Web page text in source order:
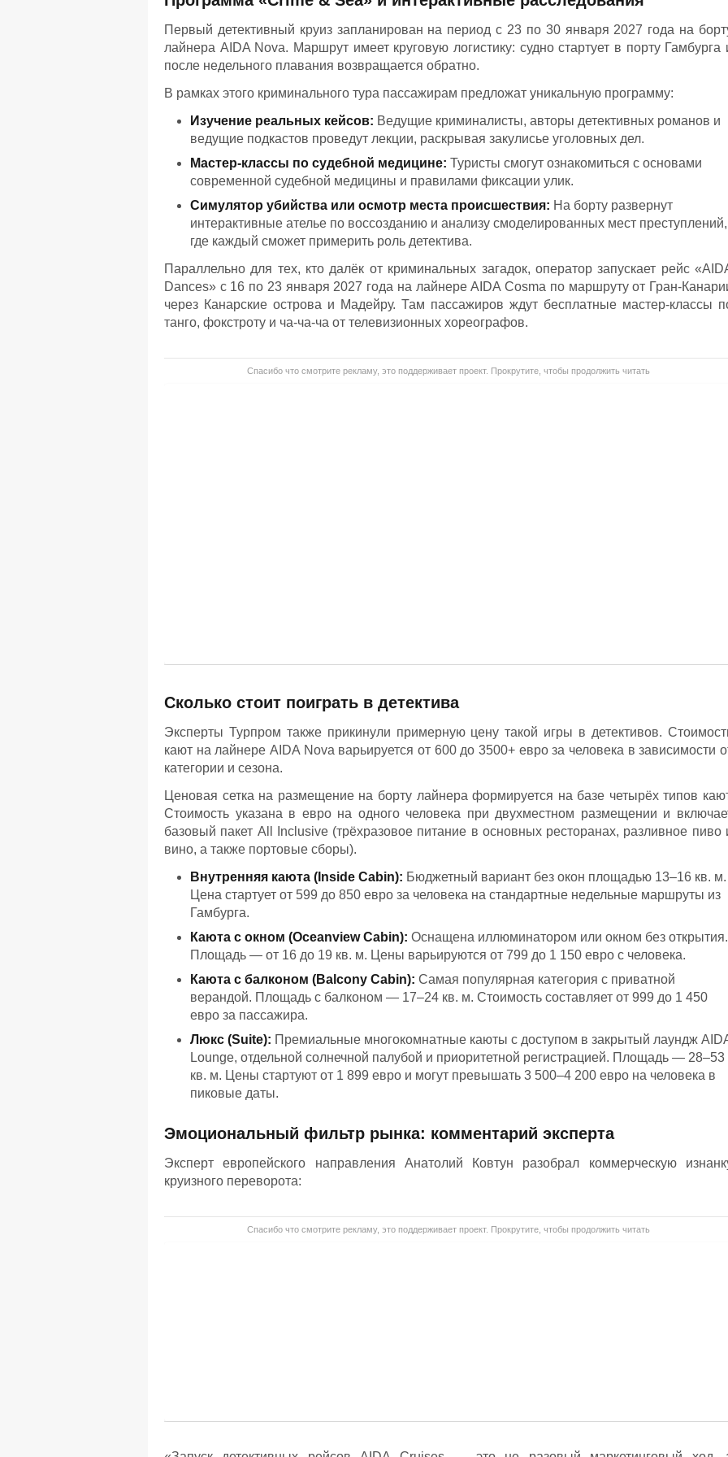
Первый детективный круиз запланирован на период с 23 по 30 января 2027 года на
лайнера AIDA Nova. Маршрут имеет круговую логистику: судно стартует в порту Гамбурга
после недельного плавания возвращается обратно.
В рамках этого криминального тура пассажирам предложат уникальную программу:
Изучение реальных кейсов: Ведущие криминалисты, авторы детективных романов и
ведущие подкастов проведут лекции, раскрывая закулисье уголовных дел.
Мастер-классы по судебной медицине: Туристы смогут ознакомиться с основами
современной судебной медицины и правилами фиксации улик.
Симулятор убийства или осмотр места происшествия: На борту развернут
интерактивные ателье по воссозданию и анализу смоделированных мест преступлений,
где каждый сможет примерить роль детектива.
Параллельно для тех, кто далёк от криминальных загадок, оператор запускает рейс
Dances» с 16 по 23 января 2027 года на лайнере AIDA Cosma по маршруту от Гран-
через Канарские острова и Мадейру. Там пассажиров ждут бесплатные мастер-классы
танго, фокстроту и ча-ча-ча от телевизионных хореографов.
Спасибо что смотрите рекламу, это поддерживает проект. Прокрутите, чтобы продолжить читать
Сколько стоит поиграть в детектива
Эксперты Турпром также прикинули примерную цену такой игры в детективов.
кают на лайнере AIDA Nova варьируется от 600 до 3500+ евро за человека в зависимости
категории и сезона.
Ценовая сетка на размещение на борту лайнера формируется на базе четырёх типов
Стоимость указана в евро на одного человека при двухместном размещении и
базовый пакет All Inclusive (трёхразовое питание в основных ресторанах, разливное пиво
вино, а также портовые сборы).
Внутренняя каюта (Inside Cabin): Бюджетный вариант без окон площадью 13–16 кв. м.
Цена стартует от 599 до 850 евро за человека на стандартные недельные маршруты из
Гамбурга.
Каюта с окном (Oceanview Cabin): Оснащена иллюминатором или окном без открытия.
Площадь — от 16 до 19 кв. м. Цены варьируются от 799 до 1 150 евро с человека.
Каюта с балконом (Balcony Cabin): Самая популярная категория с приватной
верандой. Площадь с балконом — 17–24 кв. м. Стоимость составляет от 999 до 1 450
евро за пассажира.
Люкс (Suite): Премиальные многокомнатные каюты с доступом в закрытый лаундж
Lounge, отдельной солнечной палубой и приоритетной регистрацией. Площадь — 28–53
кв. м. Цены стартуют от 1 899 евро и могут превышать 3 500–4 200 евро на человека в
пиковые даты.
Эмоциональный фильтр рынка: комментарий эксперта
Эксперт европейского направления Анатолий Ковтун разобрал коммерческую
круизного переворота:
Спасибо что смотрите рекламу, это поддерживает проект. Прокрутите, чтобы продолжить читать